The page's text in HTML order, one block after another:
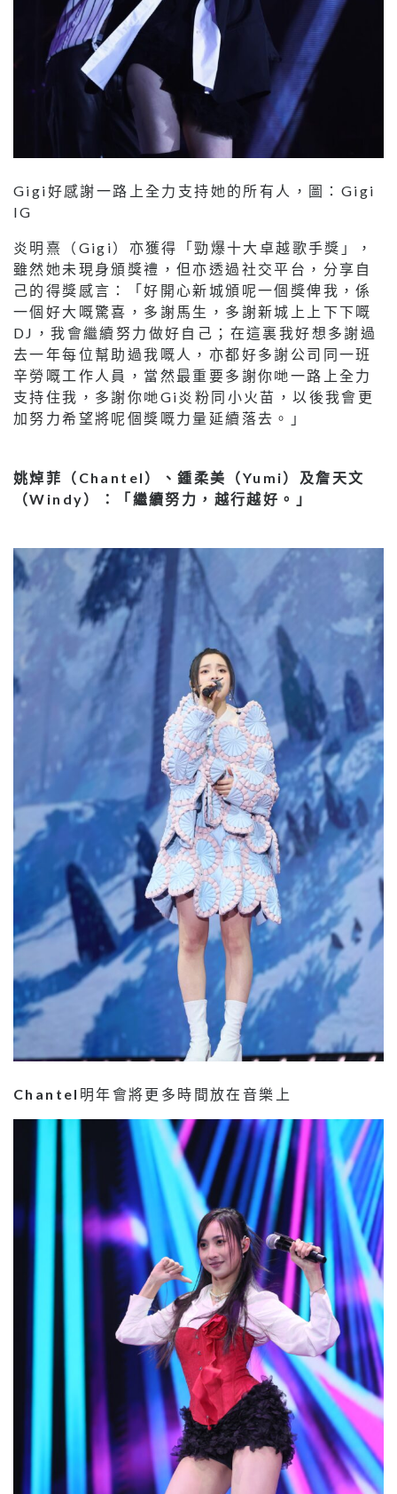
Gigi好感謝一路上全力支持她的所有人，圖：Gigi
IG
炎明熹（Gigi）亦獲得「勁爆十大卓越歌手獎」，
雖然她未現身頒獎禮，但亦透過社交平台，分享自
己的得獎感言：「好開心新城頒呢一個獎俾我，係
一個好大嘅驚喜，多謝馬生，多謝新城上上下下嘅
DJ，我會繼續努力做好自己；在這裏我好想多謝過
去一年每位幫助過我嘅人，亦都好多謝公司同一班
辛勞嘅工作人員，當然最重要多謝你哋一路上全力
支持住我，多謝你哋Gi炎粉同小火苗，以後我會更
加努力希望將呢個獎嘅力量延續落去。」
姚焯菲（Chantel）、鍾柔美（Yumi）及詹天文
（Windy）：「繼續努力，越行越好。」
Chantel 明年會將更多時間放在音樂上